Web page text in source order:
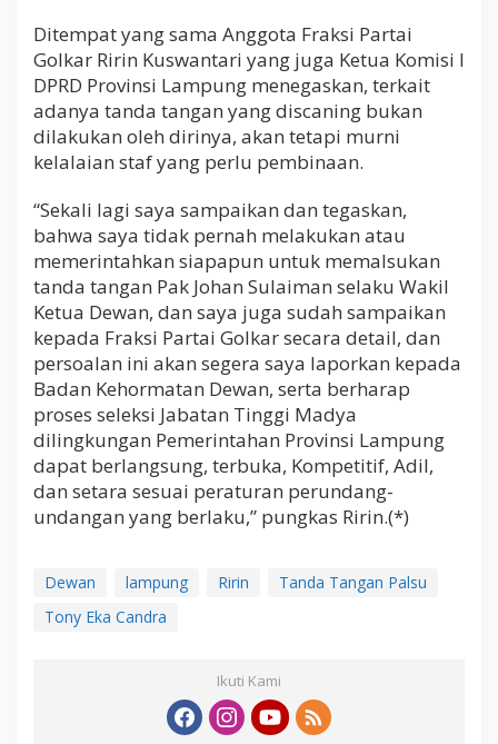
Ditempat yang sama Anggota Fraksi Partai
Golkar Ririn Kuswantari yang juga Ketua Komisi I
DPRD Provinsi Lampung menegaskan, terkait
adanya tanda tangan yang discaning bukan
dilakukan oleh dirinya, akan tetapi murni
kelalaian staf yang perlu pembinaan.
“Sekali lagi saya sampaikan dan tegaskan,
bahwa saya tidak pernah melakukan atau
memerintahkan siapapun untuk memalsukan
tanda tangan Pak Johan Sulaiman selaku Wakil
Ketua Dewan, dan saya juga sudah sampaikan
kepada Fraksi Partai Golkar secara detail, dan
persoalan ini akan segera saya laporkan kepada
Badan Kehormatan Dewan, serta berharap
proses seleksi Jabatan Tinggi Madya
dilingkungan Pemerintahan Provinsi Lampung
dapat berlangsung, terbuka, Kompetitif, Adil,
dan setara sesuai peraturan perundang-
undangan yang berlaku,” pungkas Ririn.(*)
Dewan lampung Ririn
Tanda Tangan Palsu
Tony Eka Candra
Ikuti Kami